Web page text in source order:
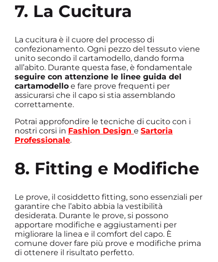
7. La Cucitura
La cucitura è il cuore del processo di
confezionamento. Ogni pezzo del tessuto viene
unito secondo il cartamodello, dando forma
all’abito. Durante questa fase, è fondamentale
seguire con attenzione le linee guida del
cartamodello e fare prove frequenti per
assicurarsi che il capo si stia assemblando
correttamente.
Potrai approfondire le tecniche di cucito con i
nostri corsi in Fashion Design e Sartoria
Professionale.
8. Fitting e Modifiche
Le prove, il cosiddetto fitting, sono essenziali per
garantire che l’abito abbia la vestibilità
desiderata. Durante le prove, si possono
apportare modifiche e aggiustamenti per
migliorare la linea e il comfort del capo. È
comune dover fare più prove e modifiche prima
di ottenere il risultato perfetto.